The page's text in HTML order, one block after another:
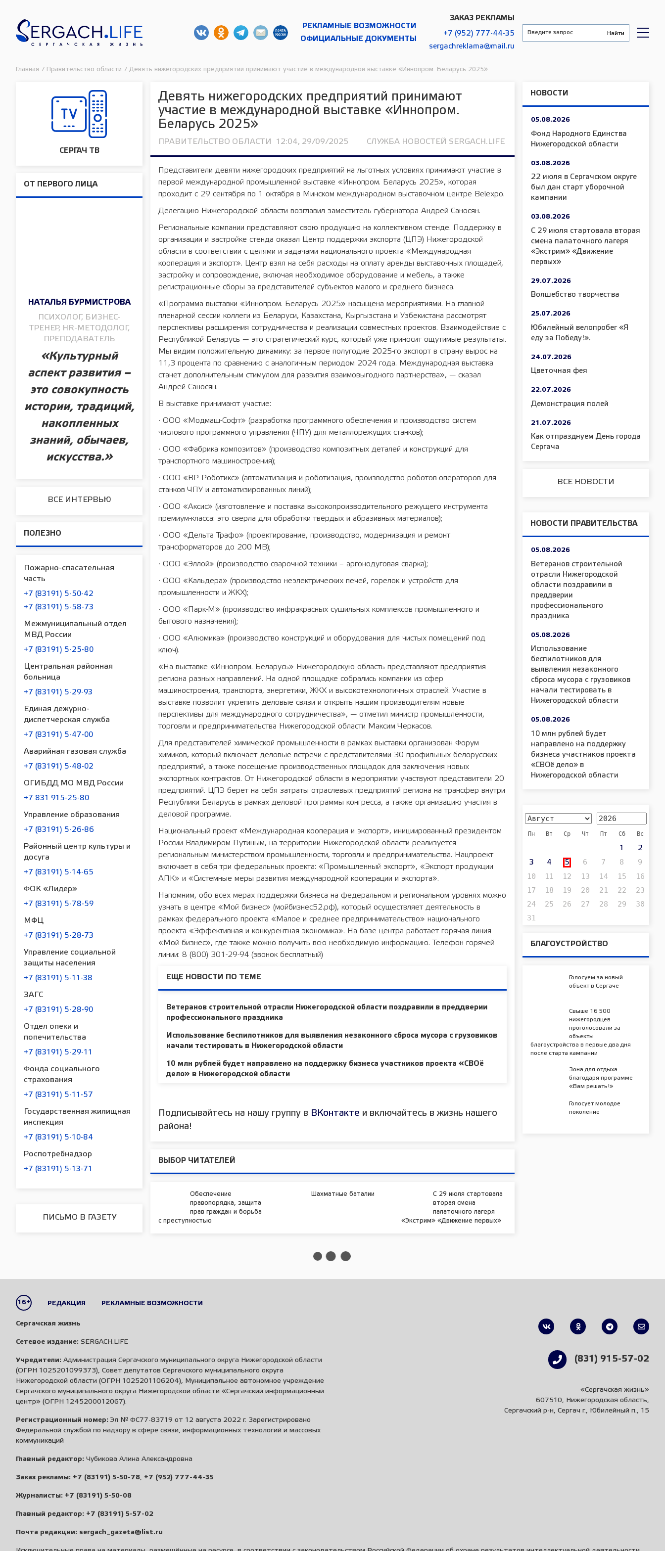
РЕКЛАМНЫЕ ВОЗМОЖНОСТИ
ОФИЦИАЛЬНЫЕ ДОКУМЕНТЫ
ЗАКАЗ РЕКЛАМЫ
+7 (952) 777-44-35
sergachreklama@mail.ru
Главная / Правительство области / Девять нижегородских предприятий принимают участие в международной выставке «Иннопром. Беларусь 2025»
СЕРГАЧ ТВ
ОТ ПЕРВОГО ЛИЦА
НАТАЛЬЯ БУРМИСТРОВА
ПСИХОЛОГ, БИЗНЕС-
ТРЕНЕР, HR-МЕТОДОЛОГ,
ПРЕПОДАВАТЕЛЬ
«Культурный
аспект развития –
это совокупность
истории, традиций,
накопленных
знаний, обычаев,
искусства.»
ВСЕ ИНТЕРВЬЮ
ПОЛЕЗНО
Пожарно-спасательная
часть
+7 (83191) 5-50-42
+7 (83191) 5-58-73
Межмуниципальный отдел
МВД России
+7 (83191) 5-25-80
Центральная районная
больница
+7 (83191) 5-29-93
Единая дежурно-
диспетчерская служба
+7 (83191) 5-47-00
Аварийная газовая служба
+7 (83191) 5-48-02
ОГИБДД МО МВД России
+7 831 915-25-80
Управление образования
+7 (83191) 5-26-86
Районный центр культуры и
досуга
+7 (83191) 5-14-65
ФОК «Лидер»
+7 (83191) 5-78-59
МФЦ
+7 (83191) 5-28-73
Управление социальной
защиты населения
+7 (83191) 5-11-38
ЗАГС
+7 (83191) 5-28-90
Отдел опеки и
попечительства
+7 (83191) 5-29-11
Фонда социального
страхования
+7 (83191) 5-11-57
Государственная жилищная
инспекция
+7 (83191) 5-10-84
Роспотребнадзор
+7 (83191) 5-13-71
ПИСЬМО В ГАЗЕТУ
Девять нижегородских предприятий принимают
участие в международной выставке «Иннопром.
Беларусь 2025»
ПРАВИТЕЛЬСТВО ОБЛАСТИ 12:04, 29/09/2025 СЛУЖБА НОВОСТЕЙ SERGACH.LIFE
Представители девяти нижегородских предприятий на льготных условиях принимают участие в
первой международной промышленной выставке «Иннопром. Беларусь 2025», которая
проходит с 29 сентября по 1 октября в Минском международном выставочном центре Belexpo.
Делегацию Нижегородской области возглавил заместитель губернатора Андрей Саносян.
Региональные компании представляют свою продукцию на коллективном стенде. Поддержку в
организации и застройке стенда оказал Центр поддержки экспорта (ЦПЭ) Нижегородской
области в соответствии с целями и задачами национального проекта «Международная
кооперация и экспорт». Центр взял на себя расходы на оплату аренды выставочных площадей,
застройку и сопровождение, включая необходимое оборудование и мебель, а также
регистрационные сборы за представителей субъектов малого и среднего бизнеса.
«Программа выставки «Иннопром. Беларусь 2025» насыщена мероприятиями. На главной
пленарной сессии коллеги из Беларуси, Казахстана, Кыргызстана и Узбекистана рассмотрят
перспективы расширения сотрудничества и реализации совместных проектов. Взаимодействие с
Республикой Беларусь — это стратегический курс, который уже приносит ощутимые результаты.
Мы видим положительную динамику: за первое полугодие 2025-го экспорт в страну вырос на
11,3 процента по сравнению с аналогичным периодом 2024 года. Международная выставка
станет дополнительным стимулом для развития взаимовыгодного партнерства», — сказал
Андрей Саносян.
В выставке принимают участие:
· ООО «Модмаш-Софт» (разработка программного обеспечения и производство систем
числового программного управления (ЧПУ) для металлорежущих станков);
· ООО «Фабрика композитов» (производство композитных деталей и конструкций для
транспортного машиностроения);
· ООО «ВР Роботикс» (автоматизация и роботизация, производство роботов-операторов для
станков ЧПУ и автоматизированных линий);
· ООО «Аксис» (изготовление и поставка высокопроизводительного режущего инструмента
премиум-класса: это сверла для обработки твёрдых и абразивных материалов);
· ООО «Дельта Трафо» (проектирование, производство, модернизация и ремонт
трансформаторов до 200 МВ);
· ООО «Эллой» (производство сварочной техники – аргонодуговая сварка);
· ООО «Кальдера» (производство неэлектрических печей, горелок и устройств для
промышленности и ЖКХ);
· ООО «Парк-М» (производство инфракрасных сушильных комплексов промышленного и
бытового назначения);
· ООО «Алюмика» (производство конструкций и оборудования для чистых помещений под
ключ).
«На выставке «Иннопром. Беларусь» Нижегородскую область представляют предприятия
региона разных направлений. На одной площадке собрались компании из сфер
машиностроения, транспорта, энергетики, ЖКХ и высокотехнологичных отраслей. Участие в
выставке позволит укрепить деловые связи и открыть нашим производителям новые
перспективы для международного сотрудничества», — отметил министр промышленности,
торговли и предпринимательства Нижегородской области Максим Черкасов.
Для представителей химической промышленности в рамках выставки организован Форум
химиков, который включает деловые встречи с представителями 30 профильных белорусских
предприятий, а также посещение производственных площадок для заключения новых
экспортных контрактов. От Нижегородской области в мероприятии участвуют представители 20
предприятий. ЦПЭ берет на себя затраты отраслевых предприятий региона на трансфер внутри
Республики Беларусь в рамках деловой программы конгресса, а также организацию участия в
деловой программе.
Национальный проект «Международная кооперация и экспорт», инициированный президентом
России Владимиром Путиным, на территории Нижегородской области реализуется
региональным министерством промышленности, торговли и предпринимательства. Нацпроект
включает в себя три федеральных проекта: «Промышленный экспорт», «Экспорт продукции
АПК» и «Системные меры развития международной кооперации и экспорта».
Напомним, обо всех мерах поддержки бизнеса на федеральном и региональном уровнях можно
узнать в центре «Мой бизнес» (мойбизнес52.рф), который осуществляет деятельность в
рамках федерального проекта «Малое и среднее предпринимательство» национального
проекта «Эффективная и конкурентная экономика». На базе центра работает горячая линия
«Мой бизнес», где также можно получить всю необходимую информацию. Телефон горячей
линии: 8 (800) 301-29-94 (звонок бесплатный)
ЕЩЕ НОВОСТИ ПО ТЕМЕ
Ветеранов строительной отрасли Нижегородской области поздравили в преддверии
профессионального праздника
Использование беспилотников для выявления незаконного сброса мусора с грузовиков
начали тестировать в Нижегородской области
10 млн рублей будет направлено на поддержку бизнеса участников проекта «СВОё
дело» в Нижегородской области
Подписывайтесь на нашу группу в ВКонтакте и включайтесь в жизнь нашего
района!
ВЫБОР ЧИТАТЕЛЕЙ
Обеспечение
правопорядка, защита
прав граждан и борьба
с преступностью
Шахматные баталии
С 29 июля стартовала
вторая смена
палаточного лагеря
«Экстрим» «Движение первых»
НОВОСТИ
05.08.2026
Фонд Народного Единства
Нижегородской области
03.08.2026
22 июля в Сергачском округе
был дан старт уборочной
кампании
03.08.2026
С 29 июля стартовала вторая
смена палаточного лагеря
«Экстрим» «Движение
первых»
29.07.2026
Волшебство творчества
25.07.2026
Юбилейный велопробег «Я
еду за Победу!».
24.07.2026
Цветочная фея
22.07.2026
Демонстрация полей
21.07.2026
Как отпразднуем День города
Сергача
ВСЕ НОВОСТИ
НОВОСТИ ПРАВИТЕЛЬСТВА
05.08.2026
Ветеранов строительной
отрасли Нижегородской
области поздравили в
преддверии
профессионального
праздника
05.08.2026
Использование
беспилотников для
выявления незаконного
сброса мусора с грузовиков
начали тестировать в
Нижегородской области
05.08.2026
10 млн рублей будет
направлено на поддержку
бизнеса участников проекта
«СВОё дело» в
Нижегородской области
Пн Вт Ср Чт Пт Сб Вс
1 2
3 4 5 6 7 8
9
10
11 12 13 14 15
16
17
18 19 20 21 22
23
24
25 26 27 28 29
30
31
БЛАГОУСТРОЙСТВО
Голосуем за новый
объект в Сергаче
Свыше 16 500
нижегородцев
проголосовали за
объекты
благоустройства в первые два дня
после старта кампании
Зона для отдыха
благодаря программе
«Вам решать!»
Голосует молодое
поколение
16+ РЕДАКЦИЯ РЕКЛАМНЫЕ ВОЗМОЖНОСТИ
Сергачская жизнь
Сетевое издание: SERGACH.LIFE
Учредители: Администрация Сергачского муниципального округа Нижегородской области
(ОГРН 1025201099373), Совет депутатов Сергачского муниципального округа
Нижегородской области (ОГРН 1025201106204), Муниципальное автономное учреждение
Сергачского муниципального округа Нижегородской области «Сергачский информационный
центр» (ОГРН 1245200012067).
Регистрационный номер: Эл № ФС77-83719 от 12 августа 2022 г. Зарегистрировано
Федеральной службой по надзору в сфере связи, информационных технологий и массовых
коммуникаций
Главный редактор: Чубикова Алина Александровна
Заказ рекламы: +7 (83191) 5-50-78, +7 (952) 777-44-35
Журналисты: +7 (83191) 5-50-08
Главный редактор: +7 (83191) 5-57-02
Почта редакции: sergach_gazeta@list.ru
(831) 915-57-02
«Сергачская жизнь»
607510, Нижегородская область,
Сергачский р-н, Сергач г., Юбилейный п., 15